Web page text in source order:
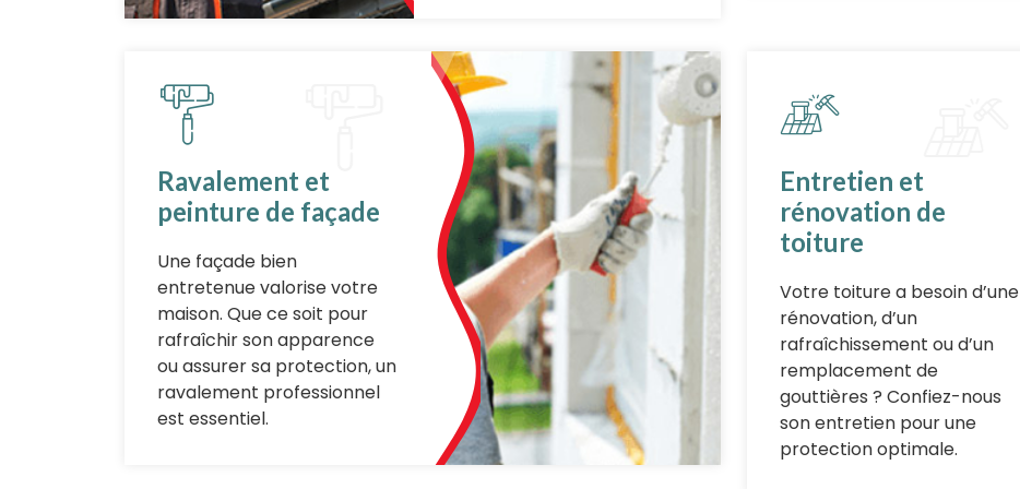
Ravalement et
peinture de façade
Une façade bien
entretenue valorise votre
maison. Que ce soit pour
rafraîchir son apparence
ou assurer sa protection, un
ravalement professionnel
est essentiel.
Entretien et
rénovation de
toiture
Votre toiture a besoin d’une
rénovation, d’un
rafraîchissement ou d’un
remplacement de
gouttières ? Confiez-nous
son entretien pour une
protection optimale.